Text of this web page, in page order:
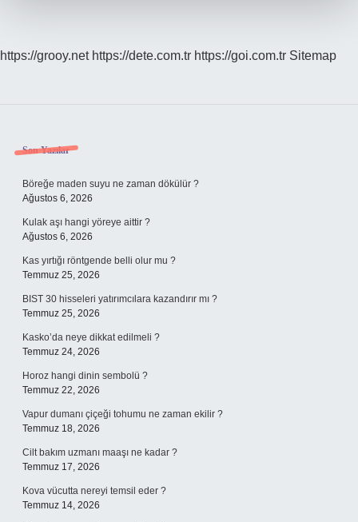
https://grooy.net https://dete.com.tr https://goi.com.tr Sitemap
Sidebar
Son Yazılar
Böreğe maden suyu ne zaman dökülür ?
Ağustos 6, 2026
Kulak aşı hangi yöreye aittir ?
Ağustos 6, 2026
Kas yırtığı röntgende belli olur mu ?
Temmuz 25, 2026
BIST 30 hisseleri yatırımcılara kazandırır mı ?
Temmuz 25, 2026
Kasko’da neye dikkat edilmeli ?
Temmuz 24, 2026
Horoz hangi dinin sembolü ?
Temmuz 22, 2026
Vapur dumanı çiçeği tohumu ne zaman ekilir ?
Temmuz 18, 2026
Cilt bakım uzmanı maaşı ne kadar ?
Temmuz 17, 2026
Kova vücutta nereyi temsil eder ?
Temmuz 14, 2026